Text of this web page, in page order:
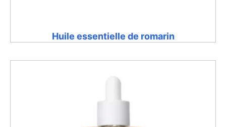
Huile essentielle de romarin